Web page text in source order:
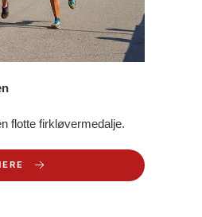
flotte firkløvermedalje.